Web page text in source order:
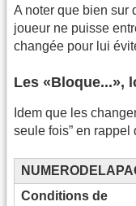
A noter que bien sur
joueur ne puisse
changée pour lui
Les «Bloque...»,
Idem que les
seule fois” en
Conditions de